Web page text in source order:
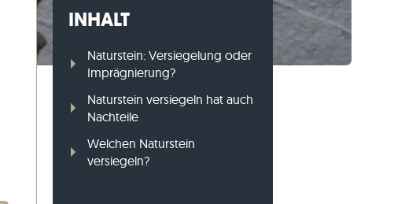
Gneis-Rasenkanten
INHALT
Naturstein: Versiegelung oder
Imprägnierung?
Naturstein versiegeln hat auch
Nachteile
Welchen Naturstein
versiegeln?